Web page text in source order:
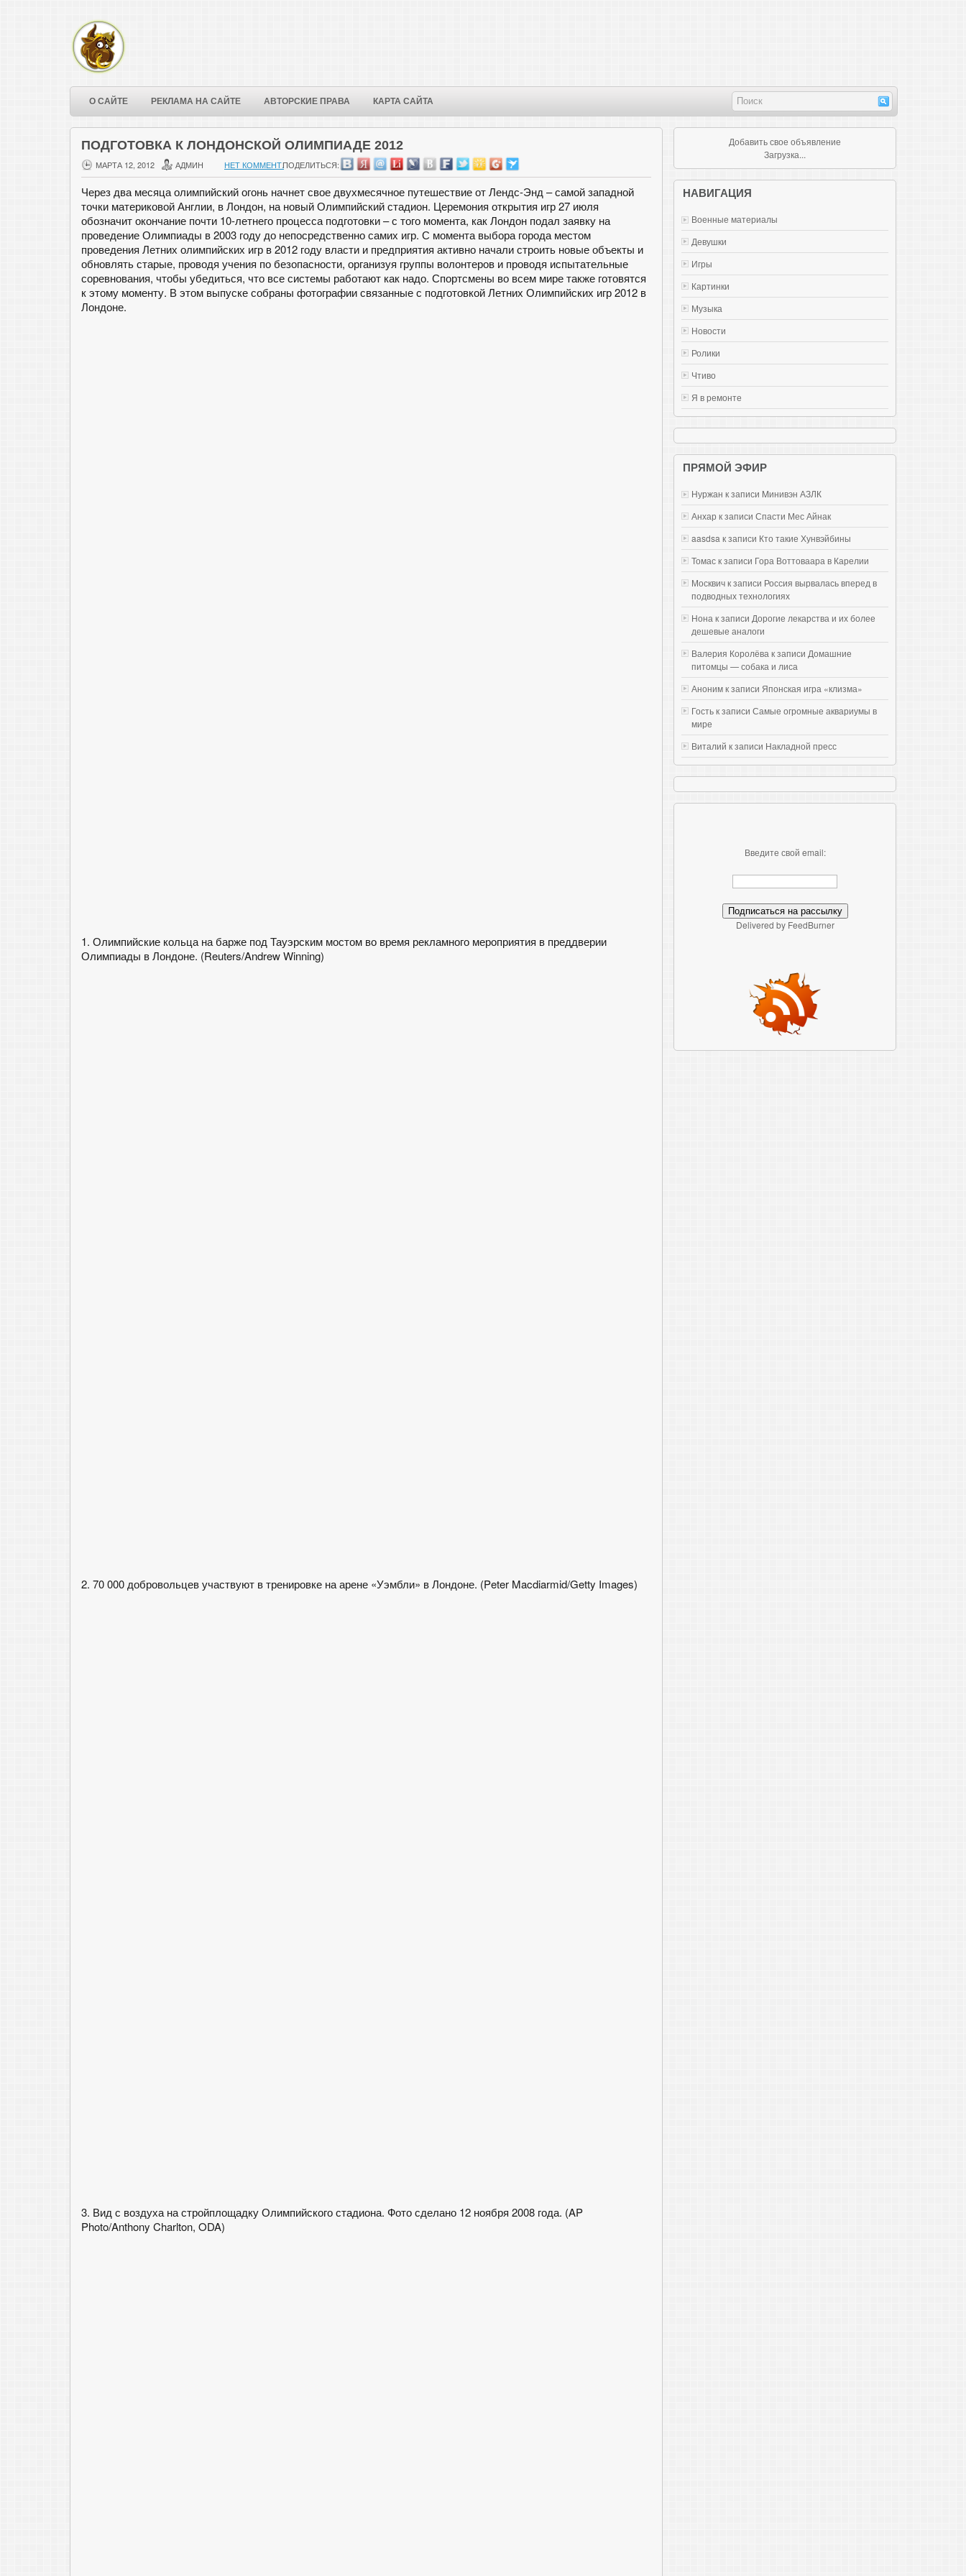
О САЙТЕ РЕКЛАМА НА САЙТЕ АВТОРСКИЕ ПРАВА КАРТА САЙТА
ПОДГОТОВКА К ЛОНДОНСКОЙ ОЛИМПИАДЕ 2012
МАРТА 12, 2012 АДМИН НЕТ КОММЕНТ.ПОДЕЛИТЬСЯ:
Через два месяца олимпийский огонь начнет свое двухмесячное путешествие от Лендс-Энд – самой западной
точки материковой Англии, в Лондон, на новый Олимпийский стадион. Церемония открытия игр 27 июля
обозначит окончание почти 10-летнего процесса подготовки – с того момента, как Лондон подал заявку на
проведение Олимпиады в 2003 году до непосредственно самих игр. С момента выбора города местом
проведения Летних олимпийских игр в 2012 году власти и предприятия активно начали строить новые объекты и
обновлять старые, проводя учения по безопасности, организуя группы волонтеров и проводя испытательные
соревнования, чтобы убедиться, что все системы работают как надо. Спортсмены во всем мире также готовятся
к этому моменту. В этом выпуске собраны фотографии связанные с подготовкой Летних Олимпийских игр 2012 в
Лондоне.
1. Олимпийские кольца на барже под Тауэрским мостом во время рекламного мероприятия в преддверии
Олимпиады в Лондоне. (Reuters/Andrew Winning)
2. 70 000 добровольцев участвуют в тренировке на арене «Уэмбли» в Лондоне. (Peter Macdiarmid/Getty Images)
3. Вид с воздуха на стройплощадку Олимпийского стадиона. Фото сделано 12 ноября 2008 года. (AP
Photo/Anthony Charlton, ODA)
Добавить свое объявление
Загрузка...
НАВИГАЦИЯ
Военные материалы
Девушки
Игры
Картинки
Музыка
Новости
Ролики
Чтиво
Я в ремонте
ПРЯМОЙ ЭФИР
Нуржан к записи Mинивэн АЗЛК
Анхар к записи Спасти Мес Айнак
aasdsa к записи Кто такие Хунвэйбины
Томас к записи Гора Воттоваара в Карелии
Москвич к записи Россия вырвалась вперед в
подводных технологиях
Нона к записи Дорогие лекарства и их более
дешевые аналоги
Валерия Королёва к записи Домашние
питомцы — собака и лиса
Аноним к записи Японская игра «клизма»
Гость к записи Самые огромные аквариумы в
мире
Виталий к записи Накладной пресс
Введите свой email:
Delivered by FeedBurner